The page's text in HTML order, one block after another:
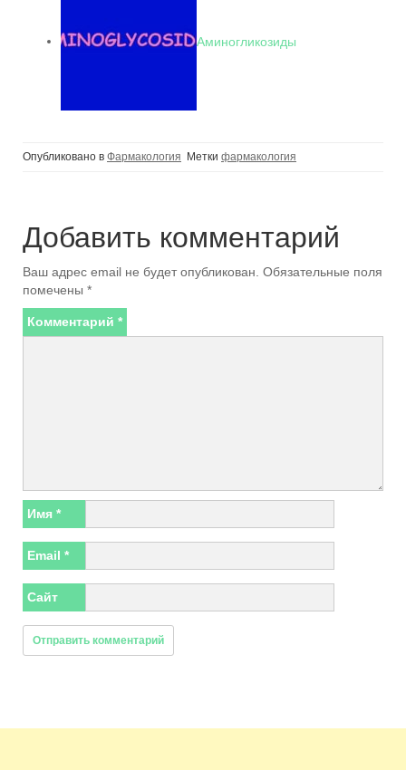
Аминогликозиды
Опубликовано в Фармакология Метки фармакология
Добавить комментарий
Ваш адрес email не будет опубликован. Обязательные поля
помечены *
Комментарий *
Имя *
Email *
Сайт